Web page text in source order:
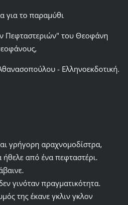
για το παραμύθι
Πεφταστεριών" του Θεοφάνη
- Ελληνοεκδοτική.
γρήγορη αραχνομοδίστρα,
ήθελε από ένα πεφταστέρι.
γινόταν πραγματικότητα.
της έκανε γκλιν γκλον